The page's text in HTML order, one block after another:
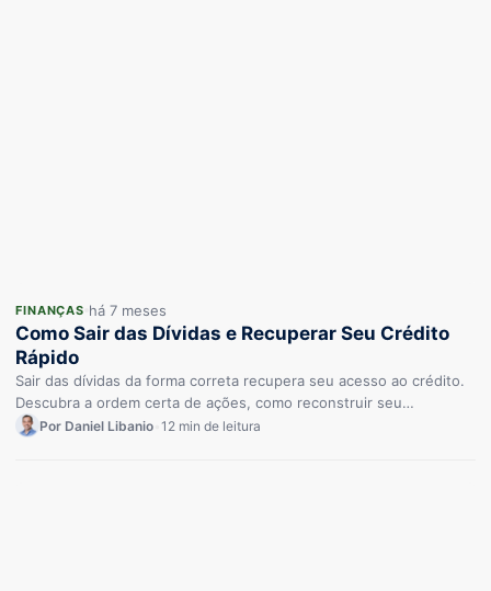
FINANÇAS há 7 meses
Como Sair das Dívidas e Recuperar Seu Crédito
Rápido
Sair das dívidas da forma correta recupera seu acesso ao crédito.
Descubra a ordem certa de ações, como reconstruir seu…
Por Daniel Libanio 12 min de leitura